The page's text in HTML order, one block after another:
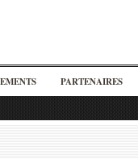
PARTENAIRES